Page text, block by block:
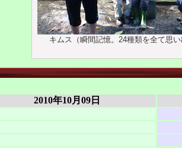
キムス（瞬間記憶。24種類を全て思
2010年10月09日